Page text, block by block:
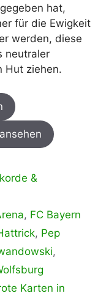
hat,
für die Ewigkeit
werden, diese
neutraler
Hut ziehen.
&
, FC Bayern
, Pep
,
Karten in